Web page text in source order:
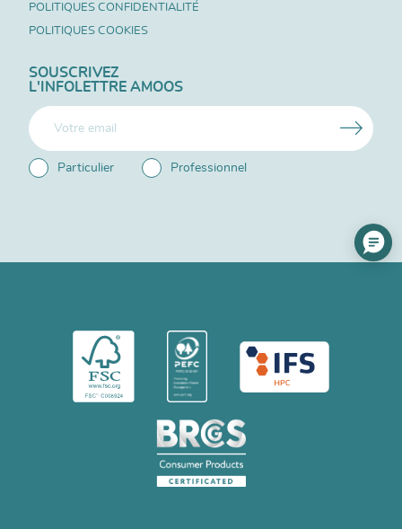
POLITIQUES CONFIDENTIALITÉ
POLITIQUES COOKIES
SOUSCRIVEZ
L'INFOLETTRE AMOOS
Particulier Professionnel